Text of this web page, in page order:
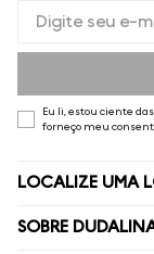
Eu li, estou ciente
forneço meu
LOCALIZE UMA
SOBRE